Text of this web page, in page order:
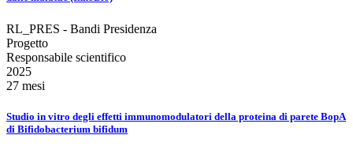
RL_PRES - Bandi Presidenza
Progetto
Responsabile scientifico
2025
27 mesi
Studio in vitro degli effetti immunomodulatori della proteina di parete BopA
di Bifidobacterium bifidum